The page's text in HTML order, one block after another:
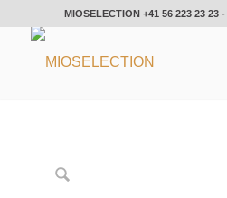
MIOSELECTION +41 56 223 23 23-